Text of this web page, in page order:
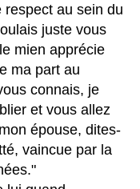
au sein du
juste vous
mien apprécie
ma part au
connais, je
et vous allez
épouse, dites-
vaincue par la